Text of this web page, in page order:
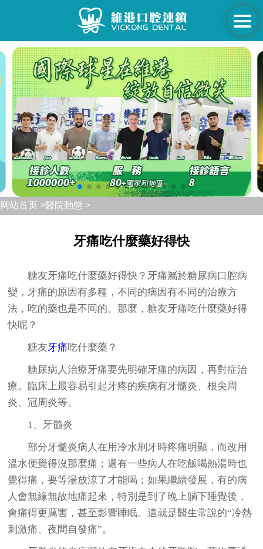
网站首页 >醫院動態 >
牙痛吃什麼藥好得快
糖友牙痛吃什麼藥好得快？牙痛屬於糖尿病口腔病
變，牙痛的原因有多種，不同的病因有不同的治療方
法，吃的藥也是不同的。那麼，糖友牙痛吃什麼藥好得
快呢？
糖友牙痛吃什麼藥？
糖尿病人治療牙痛要先明確牙痛的病因，再對症治
療。臨床上最容易引起牙疼的疾病有牙髓炎、根尖周
炎、冠周炎等。
1、牙髓炎
部分牙髓炎病人在用冷水刷牙時疼痛明顯，而改用
溫水便覺得沒那麼痛；還有一些病人在吃飯喝熱湯時也
覺得痛，要等湯放涼了才能喝；如果繼續發展，有的病
人會無緣無故地痛起來，特別是到了晚上躺下睡覺後，
會痛得更厲害，甚至影響睡眠。這就是醫生常說的“冷熱
刺激痛、夜間自發痛”。